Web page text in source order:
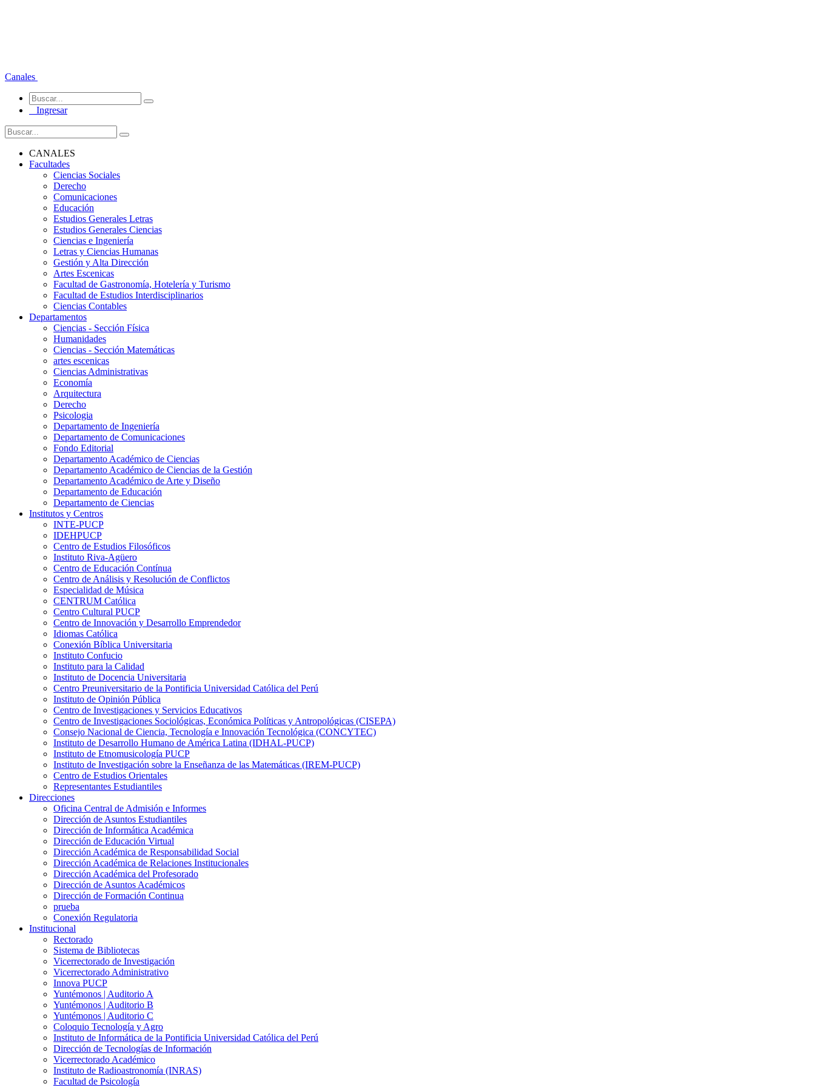
Canales
Ingresar
CANALES
Facultades
Ciencias Sociales
Derecho
Comunicaciones
Educación
Estudios Generales Letras
Estudios Generales Ciencias
Ciencias e Ingeniería
Letras y Ciencias Humanas
Gestión y Alta Dirección
Artes Escenicas
Facultad de Gastronomía, Hotelería y Turismo
Facultad de Estudios Interdisciplinarios
Ciencias Contables
Departamentos
Ciencias - Sección Física
Humanidades
Ciencias - Sección Matemáticas
artes escenicas
Ciencias Administrativas
Economía
Arquitectura
Derecho
Psicologia
Departamento de Ingeniería
Departamento de Comunicaciones
Fondo Editorial
Departamento Académico de Ciencias
Departamento Académico de Ciencias de la Gestión
Departamento Académico de Arte y Diseño
Departamento de Educación
Departamento de Ciencias
Institutos y Centros
INTE-PUCP
IDEHPUCP
Centro de Estudios Filosóficos
Instituto Riva-Agüero
Centro de Educación Contínua
Centro de Análisis y Resolución de Conflictos
Especialidad de Música
CENTRUM Católica
Centro Cultural PUCP
Centro de Innovación y Desarrollo Emprendedor
Idiomas Católica
Conexión Bíblica Universitaria
Instituto Confucio
Instituto para la Calidad
Instituto de Docencia Universitaria
Centro Preuniversitario de la Pontificia Universidad Católica del Perú
Instituto de Opinión Pública
Centro de Investigaciones y Servicios Educativos
Centro de Investigaciones Sociológicas, Económica Políticas y Antropológicas (CISEPA)
Consejo Nacional de Ciencia, Tecnología e Innovación Tecnológica (CONCYTEC)
Instituto de Desarrollo Humano de América Latina (IDHAL-PUCP)
Instituto de Etnomusicología PUCP
Instituto de Investigación sobre la Enseñanza de las Matemáticas (IREM-PUCP)
Centro de Estudios Orientales
Representantes Estudiantiles
Direcciones
Oficina Central de Admisión e Informes
Dirección de Asuntos Estudiantiles
Dirección de Informática Académica
Dirección de Educación Virtual
Dirección Académica de Responsabilidad Social
Dirección Académica de Relaciones Institucionales
Dirección Académica del Profesorado
Dirección de Asuntos Académicos
Dirección de Formación Continua
prueba
Conexión Regulatoria
Institucional
Rectorado
Sistema de Bibliotecas
Vicerrectorado de Investigación
Vicerrectorado Administrativo
Innova PUCP
Yuntémonos | Auditorio A
Yuntémonos | Auditorio B
Yuntémonos | Auditorio C
Coloquio Tecnología y Agro
Instituto de Informática de la Pontificia Universidad Católica del Perú
Dirección de Tecnologías de Información
Vicerrectorado Académico
Instituto de Radioastronomía (INRAS)
Facultad de Psicología